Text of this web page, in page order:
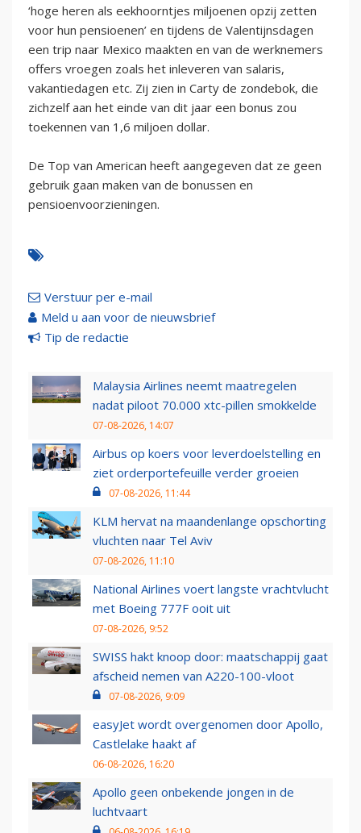
‘hoge heren als eekhoorntjes miljoenen opzij zetten
voor hun pensioenen’ en tijdens de Valentijnsdagen
een trip naar Mexico maakten en van de werknemers
offers vroegen zoals het inleveren van salaris,
vakantiedagen etc. Zij zien in Carty de zondebok, die
zichzelf aan het einde van dit jaar een bonus zou
toekennen van 1,6 miljoen dollar.
De Top van American heeft aangegeven dat ze geen
gebruik gaan maken van de bonussen en
pensioenvoorzieningen.
Verstuur per e-mail
Meld u aan voor de nieuwsbrief
Tip de redactie
Malaysia Airlines neemt maatregelen
nadat piloot 70.000 xtc-pillen smokkelde
07-08-2026, 14:07
Airbus op koers voor leverdoelstelling en
ziet orderportefeuille verder groeien
07-08-2026, 11:44
KLM hervat na maandenlange opschorting
vluchten naar Tel Aviv
07-08-2026, 11:10
National Airlines voert langste vrachtvlucht
met Boeing 777F ooit uit
07-08-2026, 9:52
SWISS hakt knoop door: maatschappij gaat
afscheid nemen van A220-100-vloot
07-08-2026, 9:09
easyJet wordt overgenomen door Apollo,
Castlelake haakt af
06-08-2026, 16:20
Apollo geen onbekende jongen in de
luchtvaart